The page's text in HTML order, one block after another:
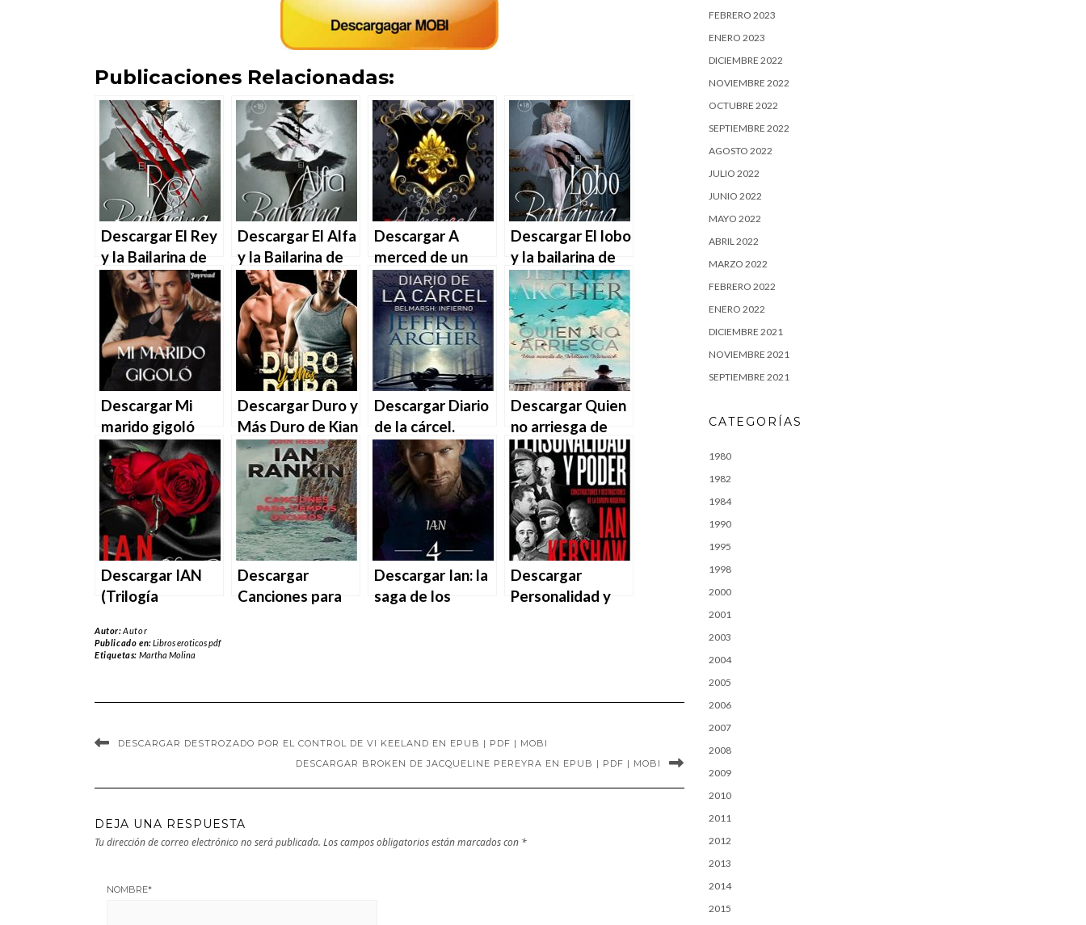
Publicaciones Relacionadas:
Descargar El Rey
y la Bailarina de
Martha Molina en
EPUB | PDF |
MOBI
Descargar El Alfa
y la Bailarina de
Martha Molina en
EPUB | PDF |
MOBI
Descargar A
merced de un
vampiro de
Martha Molina en
EPUB | PDF |
MOBI
Descargar El lobo
y la bailarina de
Martha Molina en
EPUB | PDF |
MOBI
Descargar Mi
marido gigoló
novela en EPUB |
PDF | MOBI
Descargar Duro y
Más Duro de Kian
Archer en EPUB |
PDF | MOBI
Descargar Diario
de la cárcel.
Belmarsh:
Infierno de
Jeffrey Archer en
EPUB | PDF |
Descargar Quien
no arriesga de
Jeffrey Archer en
EPUB | PDF |
MOBI
Descargar IAN
(Trilogía
Paz Iribarne en
EPUB | PDF |
Descargar
Canciones para
Descargar Ian: la
saga de los
EPUB | PDF |
Descargar
Personalidad y
Autor:Autor
Publicado en:Libros eroticos pdf
Etiquetas: Martha Molina
DESCARGAR DESTROZADO POR EL CONTROL DE VI KEELAND EN EPUB | PDF | MOBI
DESCARGAR BROKEN DE JACQUELINE PEREYRA EN EPUB | PDF | MOBI
DEJA UNA RESPUESTA
Tu dirección de correo electrónico no será publicada. Los campos obligatorios están marcados con *
NOMBRE*
FEBRERO 2023
ENERO 2023
DICIEMBRE 2022
NOVIEMBRE 2022
OCTUBRE 2022
SEPTIEMBRE 2022
AGOSTO 2022
JULIO 2022
JUNIO 2022
MAYO 2022
ABRIL 2022
MARZO 2022
FEBRERO 2022
ENERO 2022
DICIEMBRE 2021
NOVIEMBRE 2021
SEPTIEMBRE 2021
CATEGORÍAS
1980
1982
1984
1990
1995
1998
2000
2001
2003
2004
2005
2006
2007
2008
2009
2010
2011
2012
2013
2014
2015